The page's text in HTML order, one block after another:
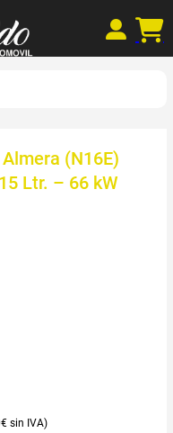
(N16E)
Ltr. – 66 kW
€